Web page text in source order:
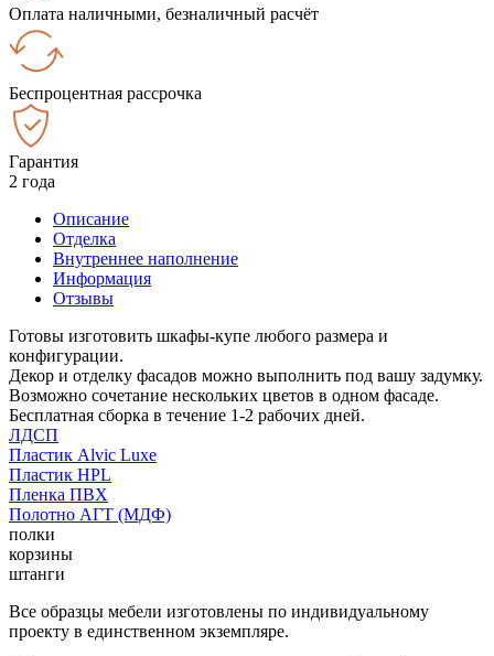
Оплата наличными, безналичный расчёт
Беспроцентная рассрочка
Гарантия
2 года
Описание
Отделка
Внутреннее наполнение
Информация
Отзывы
Готовы изготовить шкафы-купе любого размера и
конфигурации.
Декор и отделку фасадов можно выполнить под вашу задумку.
Возможно сочетание нескольких цветов в одном фасаде.
Бесплатная сборка в течение 1-2 рабочих дней.
ЛДСП
Пластик Alvic Luxe
Пластик HPL
Пленка ПВХ
Полотно АГТ (МДФ)
полки
корзины
штанги
Все образцы мебели изготовлены по индивидуальному
проекту в единственном экземпляре.